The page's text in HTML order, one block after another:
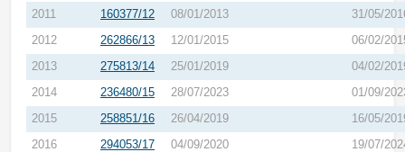
2011
160377/12 08/01/2013
31/05/
2012
262866/13 12/01/2015
06/02/
2013
275813/14 25/01/2019
04/02/
2014
236480/15 28/07/2023
01/09/
2015
258851/16 26/04/2019
16/05/
2016
294053/17 04/09/2020
19/07/